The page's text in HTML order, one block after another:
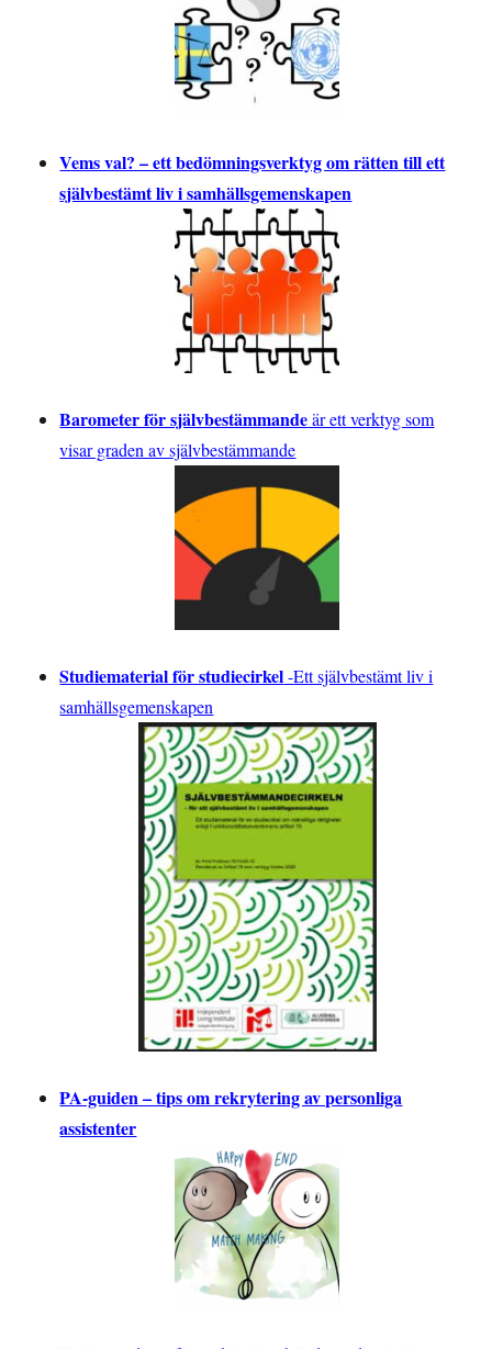
Vems val? – ett bedömningsverktyg om rätten till ett
självbestämt liv i samhällsgemenskapen
Barometer för självbestämmandeär ett verktyg som
visar graden av självbestämmande
Studiematerial för studiecirkel-Ett självbestämt liv i
samhällsgemenskapen
PA-guiden – tips om rekrytering av personliga
assistenter